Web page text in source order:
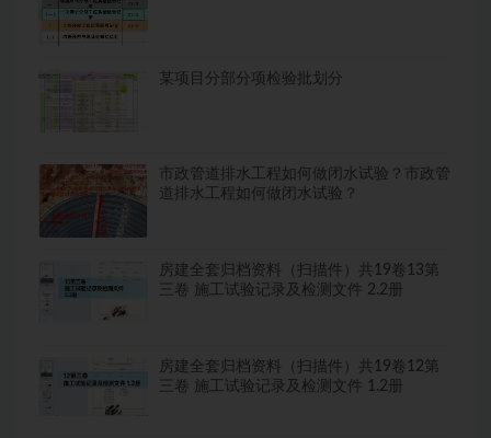
某项目分部分项检验批划分
市政管道排水工程如何做闭水试验？市政管
道排水工程如何做闭水试验？
房建全套归档资料（扫描件）共19卷13第
三卷 施工试验记录及检测文件 2.2册
房建全套归档资料（扫描件）共19卷12第
三卷 施工试验记录及检测文件 1.2册